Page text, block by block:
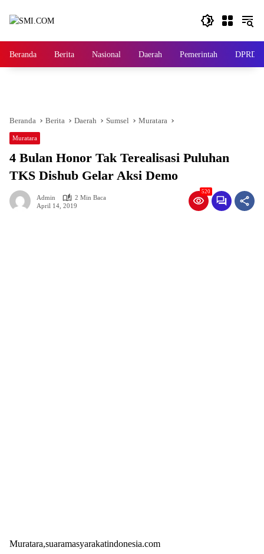
Beranda Berita Nasional Daerah Pemerintah DPRD
Beranda Berita Daerah Sumsel Muratara
Muratara
4 Bulan Honor Tak Terealisasi Puluhan
TKS Dishub Gelar Aksi Demo
Admin
2 Min Baca
April 14, 2019
520
Muratara,suaramasyarakatindonesia.com